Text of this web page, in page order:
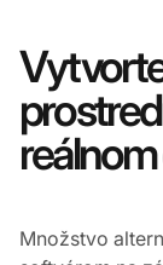
reálnom